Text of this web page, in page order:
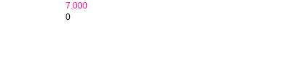
7.000
0